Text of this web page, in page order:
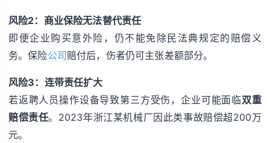
风险2：商业保险无法替代责任
即便企业购买意外险，仍不能免除民法典规定的赔偿义
务。保险公司赔付后，伤者仍可主张差额部分。
风险3：连带责任扩大
若返聘人员操作设备导致第三方受伤，企业可能面临双重
赔偿责任。2023年浙江某机械厂因此类事故赔偿超200万
元。